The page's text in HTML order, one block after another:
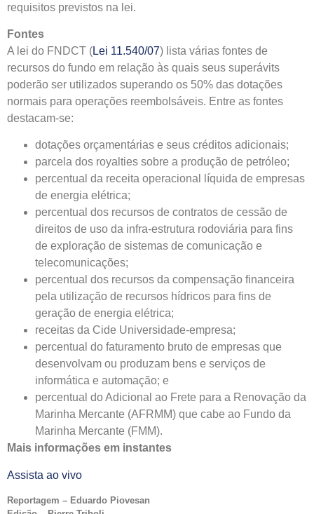
requisitos previstos na lei.
Fontes
A lei do FNDCT (Lei 11.540/07) lista várias fontes de
recursos do fundo em relação às quais seus superávits
poderão ser utilizados superando os 50% das dotações
normais para operações reembolsáveis. Entre as fontes
destacam-se:
dotações orçamentárias e seus créditos adicionais;
parcela dos royalties sobre a produção de petróleo;
percentual da receita operacional líquida de empresas
de energia elétrica;
percentual dos recursos de contratos de cessão de
direitos de uso da infra-estrutura rodoviária para fins
de exploração de sistemas de comunicação e
telecomunicações;
percentual dos recursos da compensação financeira
pela utilização de recursos hídricos para fins de
geração de energia elétrica;
receitas da Cide Universidade-empresa;
percentual do faturamento bruto de empresas que
desenvolvam ou produzam bens e serviços de
informática e automação; e
percentual do Adicional ao Frete para a Renovação da
Marinha Mercante (AFRMM) que cabe ao Fundo da
Marinha Mercante (FMM).
Mais informações em instantes
Assista ao vivo
Reportagem – Eduardo Piovesan